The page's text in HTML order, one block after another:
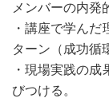
メンバーの内発
・講座で学ん
ターン（成功循
・現場実践の
びつける。